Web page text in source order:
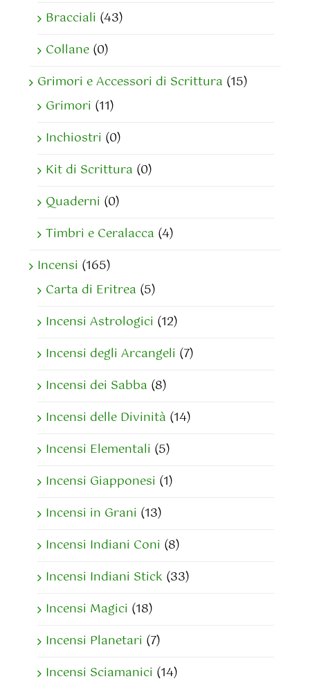
Bracciali (43)
Collane (0)
Grimori e Accessori di Scrittura (15)
Grimori (11)
Inchiostri (0)
Kit di Scrittura (0)
Quaderni (0)
Timbri e Ceralacca (4)
Incensi (165)
Carta di Eritrea (5)
Incensi Astrologici (12)
Incensi degli Arcangeli (7)
Incensi dei Sabba (8)
Incensi delle Divinità (14)
Incensi Elementali (5)
Incensi Giapponesi (1)
Incensi in Grani (13)
Incensi Indiani Coni (8)
Incensi Indiani Stick (33)
Incensi Magici (18)
Incensi Planetari (7)
Incensi Sciamanici (14)